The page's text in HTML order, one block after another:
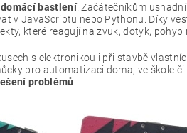
bastlení. Začátečníkům
v JavaScriptu nebo Pythonu. Díky
které reagují na zvuk, dotyk, pohyb
s elektronikou i při stavbě
pro automatizaci doma, ve škole
problémů